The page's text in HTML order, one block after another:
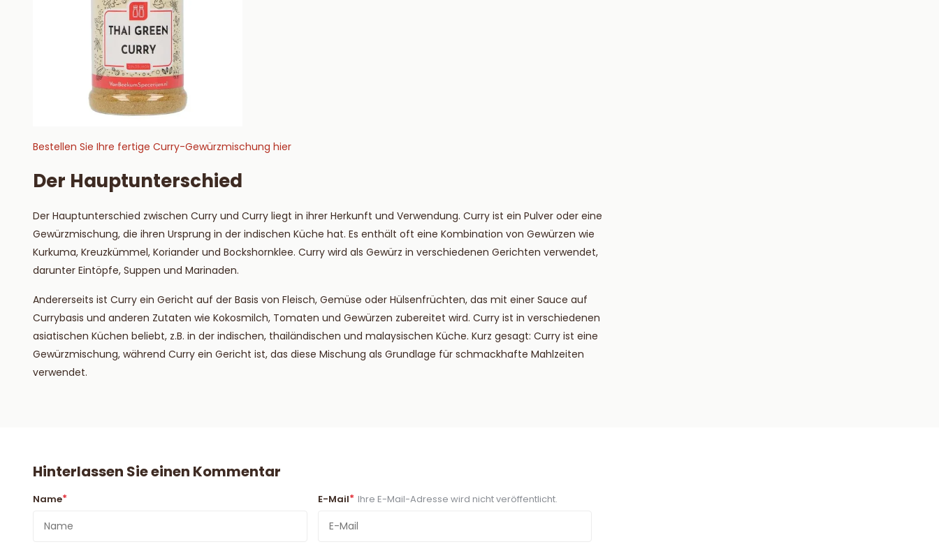
Bestellen Sie Ihre fertige Curry-Gewürzmischung hier
Der Hauptunterschied
Der Hauptunterschied zwischen Curry und Curry liegt in ihrer Herkunft und Verwendung. Curry ist ein Pulver oder eine
Gewürzmischung, die ihren Ursprung in der indischen Küche hat. Es enthält oft eine Kombination von Gewürzen wie
Kurkuma, Kreuzkümmel, Koriander und Bockshornklee. Curry wird als Gewürz in verschiedenen Gerichten verwendet,
darunter Eintöpfe, Suppen und Marinaden.
Andererseits ist Curry ein Gericht auf der Basis von Fleisch, Gemüse oder Hülsenfrüchten, das mit einer Sauce auf
Currybasis und anderen Zutaten wie Kokosmilch, Tomaten und Gewürzen zubereitet wird. Curry ist in verschiedenen
asiatischen Küchen beliebt, z.B. in der indischen, thailändischen und malaysischen Küche. Kurz gesagt: Curry ist eine
Gewürzmischung, während Curry ein Gericht ist, das diese Mischung als Grundlage für schmackhafte Mahlzeiten
verwendet.
Hinterlassen Sie einen Kommentar
Name* E-Mail* Ihre E-Mail-Adresse wird nicht veröffentlicht.